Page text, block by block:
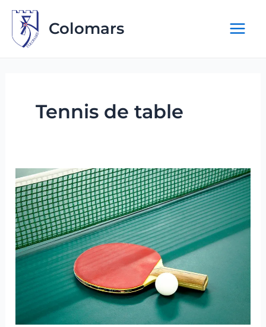
Aller
contenu
Colomars
Tennis de table
Colomars
Olympic
Club
–
Tennis
de